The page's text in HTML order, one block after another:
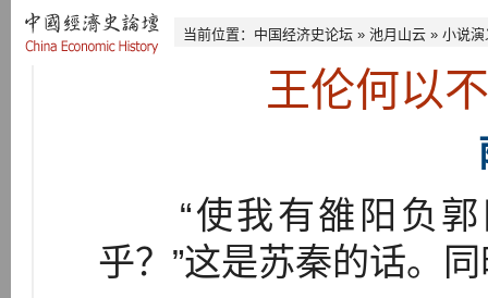
当前位置： 中国经济史论坛 » 池月山云 » 小说演
王伦何以
“使我有雒阳负郭
乎？”这是苏秦的话。